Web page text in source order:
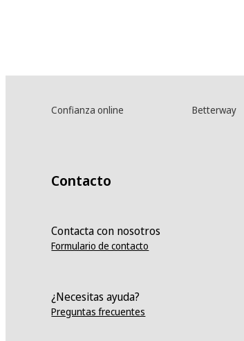
Confianza online Betterway
Contacto
Contacta con nosotros
Formulario de contacto
¿Necesitas ayuda?
Preguntas frecuentes